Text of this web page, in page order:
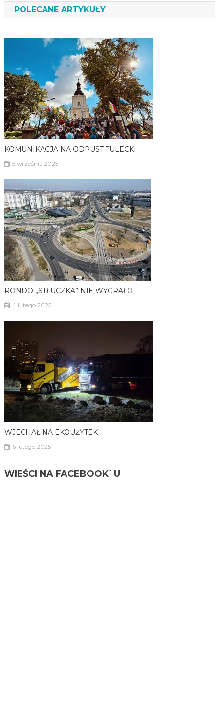
POLECANE ARTYKUŁY
KOMUNIKACJA NA ODPUST TULECKI
5 września 2025
RONDO „STŁUCZKA” NIE WYGRAŁO
4 lutego 2025
WJECHAŁ NA EKOUŻYTEK
6 lutego 2025
WIEŚCI NA FACEBOOK`U